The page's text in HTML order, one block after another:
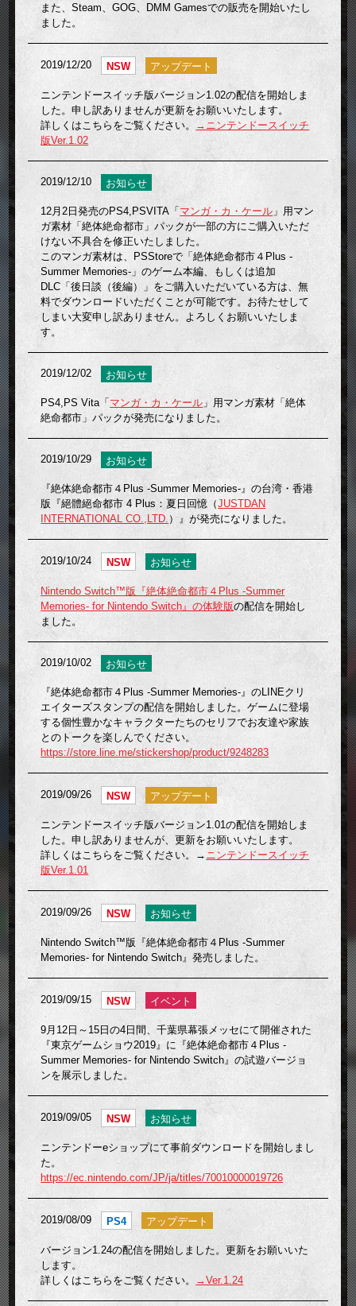
また、Steam、GOG、DMM Gamesでの販売を開始いたし
ました。
2019/12/20 NSW アップデート
ニンテンドースイッチ版バージョン1.02の配信を開始しま
した。申し訳ありませんが更新をお願いいたします。
詳しくはこちらをご覧ください。
→ニンテンドースイッチ
版Ver.1.02
2019/12/10 お知らせ
12月2日発売のPS4,PSVITA「 マンガ・カ・ケール 」用マン
ガ素材「絶体絶命都市」パックが一部の方にご購入いただ
けない不具合を修正いたしました。
このマンガ素材は、PSStoreで「絶体絶命都市４Plus -
Summer Memories-」のゲーム本編、もしくは追加
DLC「後日談（後編）」をご購入いただいている方は、無
料でダウンロードいただくことが可能です。お待たせして
しまい大変申し訳ありません。よろしくお願いいたしま
す。
2019/12/02 お知らせ
PS4,PS Vita「 マンガ・カ・ケール 」用マンガ素材「絶体
絶命都市」パックが発売になりました。
2019/10/29 お知らせ
『絶体絶命都市４Plus -Summer Memories-』の台湾・香港
版『絕體絕命都市 4 Plus：夏日回憶（JUSTDAN
INTERNATIONAL CO.,LTD. ）』が発売になりました。
2019/10/24 NSW お知らせ
Nintendo Switch™版『絶体絶命都市４Plus -Summer
Memories- for Nintendo Switch』の体験版の配信を開始し
ました。
2019/10/02 お知らせ
『絶体絶命都市４Plus -Summer Memories-』のLINEクリ
エイターズスタンプの配信を開始しました。ゲームに登場
する個性豊かなキャラクターたちのセリフでお友達や家族
とのトークを楽しんでください。
https://store.line.me/stickershop/product/9248283
2019/09/26 NSW アップデート
ニンテンドースイッチ版バージョン1.01の配信を開始しま
した。申し訳ありませんが、更新をお願いいたします。
詳しくはこちらをご覧ください。→ニンテンドースイッチ
版Ver.1.01
2019/09/26 NSW お知らせ
Nintendo Switch™版『絶体絶命都市４Plus -Summer
Memories- for Nintendo Switch』発売しました。
2019/09/15 NSW イベント
9月12日～15日の4日間、千葉県幕張メッセにて開催された
『東京ゲームショウ2019』に『絶体絶命都市４Plus -
Summer Memories- for Nintendo Switch』の試遊バージョ
ンを展示しました。
2019/09/05 NSW お知らせ
ニンテンドーeショップにて事前ダウンロードを開始しまし
た。
https://ec.nintendo.com/JP/ja/titles/70010000019726
2019/08/09 PS4 アップデート
バージョン1.24の配信を開始しました。更新をお願いいた
します。
詳しくはこちらをご覧ください。
→Ver.1.24